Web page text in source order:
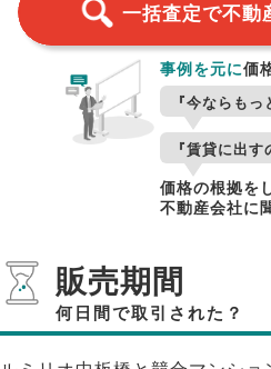
一括査定で不動
事例を元に価
『今ならもっ
『賃貸に出す
価格の根拠を
不動産会社に
販売期間
何日間で取引された？